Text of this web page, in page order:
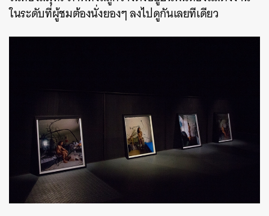
ในระดับที่ผู้ชมต้องนั่งยองๆ ลงไปดูกันเลยทีเดียว
ค้นหา
SHARE TWEET LINE